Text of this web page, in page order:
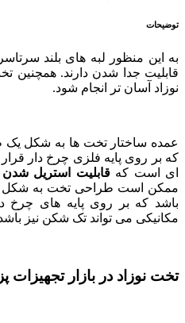
توضیحات
به این منظور لبه های بلند
قابلیت جدا شدن دارند. همچنین
نوزاد آسان تر انجام شود.
عمده ساختار تخت ها به شکل یک
که بر روی پایه فلزی چرخ دار
ای است که قابلیت استریل شدن
ممکن است طراحی تخت به شکل
باشد که بر روی پایه های چرخ
مکانیکی می تواند تک شکن نیز
تخت نوزاد در بازار تجهیزات